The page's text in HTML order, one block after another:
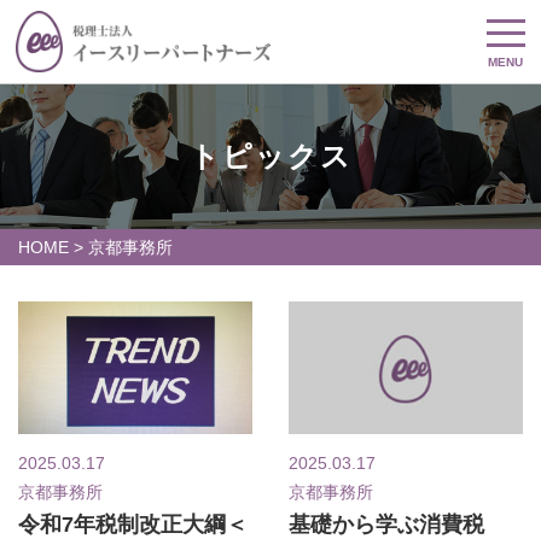
MENU
トピックス
HOME > 京都事務所
2025.03.17
京都事務所
令和7年税制改正大綱＜
2025.03.17
京都事務所
基礎から学ぶ消費税